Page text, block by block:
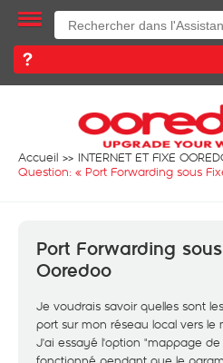
Accueil
INTERNET ET FIXE
Question: « Port Forwarding sous
Port Forwarding
Ooredoo
Je voudrais savoir quelles sont
port sur mon réseau local vers le
J'ai essayé l'option "mappage